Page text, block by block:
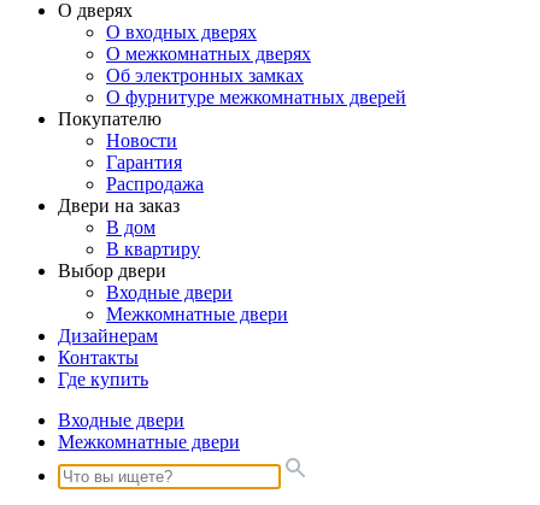
О дверях
О входных дверях
О межкомнатных дверях
Об электронных замках
О фурнитуре межкомнатных дверей
Покупателю
Новости
Гарантия
Распродажа
Двери на заказ
В дом
В квартиру
Выбор двери
Входные двери
Межкомнатные двери
Дизайнерам
Контакты
Где купить
Входные двери
Межкомнатные двери